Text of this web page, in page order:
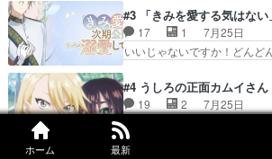
ホーム 最新
心を許す、母の友達である
ルが止まらない。南くんと
りでエヴァの加持さん思…
ラがまじで何がしたいかわ
の間合いにスルっと入って
都子さんを籠絡しに来てて
ー現実版初登場！バレーボ
で相手の緊張を解く相手の
50本だってｗ今日も帰っ
した大逆風のハズなのに全…
#3 「きみを愛する気はな
17 1
7月25日
いいじゃないですか！ど
の恋愛系で1番これが好き
は、2130頃からシンデレラ
なのに着てる洋服がシンプ
は見なくていいな。むしろ
くほど嫉妬してる様子は可
#4 うしろの正面カムイさん
19 2
7月25日
JSコスプレ無理があるけ
学生コスには無理あるぞ。
カちゃんがヤバすぎてボ